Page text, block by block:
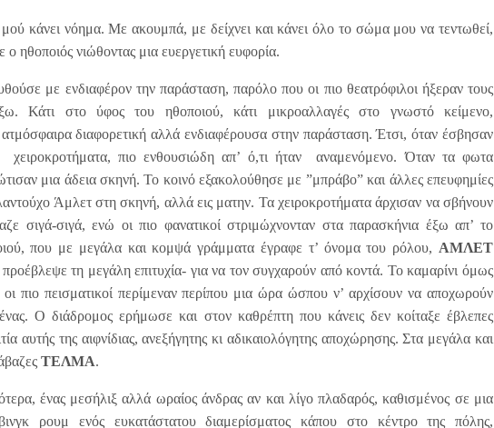
κάνει νόημα. Με ακουμπά, με δείχνει και κάνει όλο το σώμα μου να τεντωθεί,
ο ηθοποιός νιώθοντας μια ευεργετική ευφορία.
με ενδιαφέρον την παράσταση, παρόλο που οι πιο θεατρόφιλοι ήξεραν τους
Κάτι στο ύφος του ηθοποιού, κάτι μικροαλλαγές στο γνωστό κείμενο,
διαφορετική αλλά ενδιαφέρουσα στην παράσταση. Έτσι, όταν έσβησαν
πιο ενθουσιώδη απ’ ό,τι ήταν αναμενόμενο. Όταν τα φωτα
μια άδεια σκηνή. Το κοινό εξακολούθησε με ”μπράβο” και άλλες επευφημίες
Άμλετ στη σκηνή, αλλά εις ματην. Τα χειροκροτήματα άρχισαν να σβήνουν
σιγά-σιγά, ενώ οι πιο φανατικοί στριμώχνονταν στα παρασκήνια έξω απ’ το
που με μεγάλα και κομψά γράμματα έγραφε τ’ όνομα του ρόλου, ΑΜΛΕΤ
τη μεγάλη επιτυχία- για να τον συγχαρούν από κοντά. Το καμαρίνι όμως
πιο πεισματικοί περίμεναν περίπου μια ώρα ώσπου ν’ αρχίσουν να αποχωρούν
ένας. Ο διάδρομος ερήμωσε και στον καθρέπτη που κάνεις δεν κοίταξε έβλεπες
αυτής της αιφνίδιας, ανεξήγητης κι αδικαιολόγητης αποχώρησης. Στα μεγάλα και
ΤΕΛΜΑ.
ένας μεσήλιξ αλλά ωραίος άνδρας αν και λίγο πλαδαρός, καθισμένος σε μια
ρουμ ενός ευκατάστατου διαμερίσματος κάπου στο κέντρο της πόλης,